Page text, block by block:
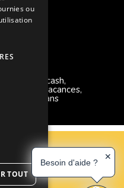
Mandats cash,
Chèques vacances,
reçu sans
Colo
ou
TOUT
Besoin d'aide ?
✕